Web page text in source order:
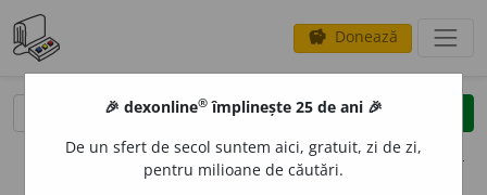
savings Donează
clear
opțiuni
🎉 dexonline® împlinește 25 de ani 🎉
De un sfert de secol suntem aici, gratuit, zi de zi,
pentru milioane de căutări.